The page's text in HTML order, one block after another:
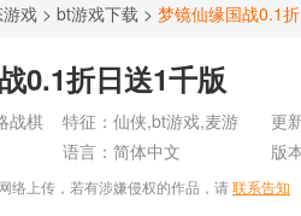
戏 > bt游戏下载 > 梦镜仙缘国战0.1
0.1折日送1千版
战棋 特征： 仙侠,bt游戏,麦游 更
语言： 简体中文 版
络上传，若有涉嫌侵权的作品，请联系告知